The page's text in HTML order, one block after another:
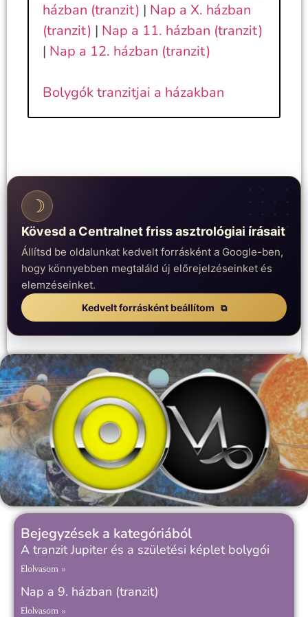
házban (tranzit) | Nap a X. házban
(tranzit) | Nap a 11. házban (tranzit)
| Nap a 12. házban (tranzit)
Bolygók tranzitjai a házakban
☽
Kövesd a Centralnet friss asztrológiai írásait
Állítsd be oldalunkat kedvelt forrásként a Google-ben,
hogy könnyebben megtaláld új előrejelzéseinket és
elemzéseinket.
Kedvelt forrásként beállítom
Bejegyzések a kategóriából
A tranzit Jupiter és a születési képlet bolygói
Elolvasom »
Nap a 9. házban (tranzit)
Elolvasom »